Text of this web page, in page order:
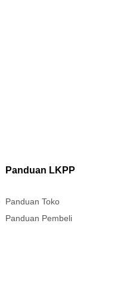
Panduan LKPP
Panduan Toko
Panduan Pembeli